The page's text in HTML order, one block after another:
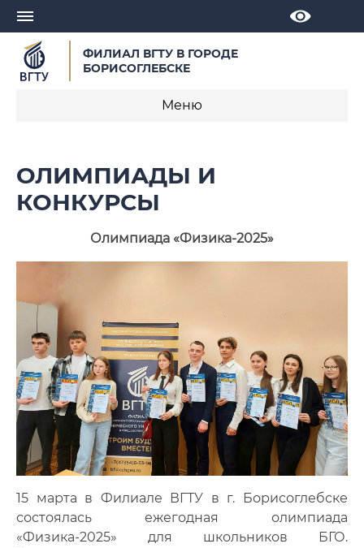
ФИЛИАЛ ВГТУ В ГОРОДЕ
БОРИСОГЛЕБСКЕ
Меню
Новости абитуриенту
Подготовительные курсы
Олимпиады и конкурсы
Информационные материалы
Часто задаваемые вопросы
ОЛИМПИАДЫ И
КОНКУРСЫ
Олимпиада «Физика-2025»
15 марта в Филиале ВГТУ в г. Борисоглебске
состоялась ежегодная олимпиада
«Физика-2025» для школьников БГО.